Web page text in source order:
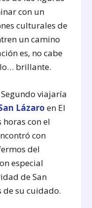
con un
culturales de
un camino
es, no cabe
brillante.
viajaría
Lázaro en El
con el
con
del
especial
de San
de su cuidado.